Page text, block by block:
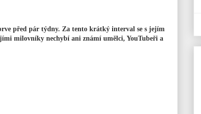
před pár týdny. Za tento krátký interval se s jejím
milovníky nechybí ani známí umělci, YouTubeři a